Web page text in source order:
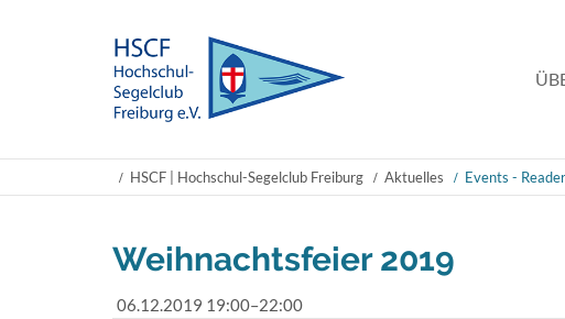
HSCF | Hochschul-Segelclub Freiburg Aktuelles Events - Reader
Weihnachtsfeier 2019
06.12.2019 19:00–22:00